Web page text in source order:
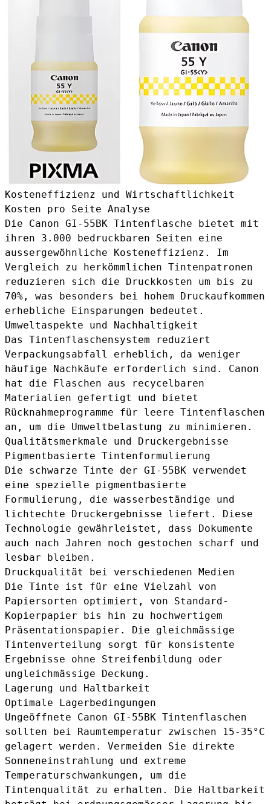
Kosteneffizienz und Wirtschaftlichkeit
Kosten pro Seite Analyse
Die Canon GI-55BK Tintenflasche bietet mit
ihren 3.000 bedruckbaren Seiten eine
aussergewöhnliche Kosteneffizienz. Im
Vergleich zu herkömmlichen Tintenpatronen
reduzieren sich die Druckkosten um bis zu
70%, was besonders bei hohem Druckaufkommen
erhebliche Einsparungen bedeutet.
Umweltaspekte und Nachhaltigkeit
Das Tintenflaschensystem reduziert
Verpackungsabfall erheblich, da weniger
häufige Nachkäufe erforderlich sind. Canon
hat die Flaschen aus recycelbaren
Materialien gefertigt und bietet
Rücknahmeprogramme für leere Tintenflaschen
an, um die Umweltbelastung zu minimieren.
Qualitätsmerkmale und Druckergebnisse
Pigmentbasierte Tintenformulierung
Die schwarze Tinte der GI-55BK verwendet
eine spezielle pigmentbasierte
Formulierung, die wasserbeständige und
lichtechte Druckergebnisse liefert. Diese
Technologie gewährleistet, dass Dokumente
auch nach Jahren noch gestochen scharf und
lesbar bleiben.
Druckqualität bei verschiedenen Medien
Die Tinte ist für eine Vielzahl von
Papiersorten optimiert, von Standard-
Kopierpapier bis hin zu hochwertigem
Präsentationspapier. Die gleichmässige
Tintenverteilung sorgt für konsistente
Ergebnisse ohne Streifenbildung oder
ungleichmässige Deckung.
Lagerung und Haltbarkeit
Optimale Lagerbedingungen
Ungeöffnete Canon GI-55BK Tintenflaschen
sollten bei Raumtemperatur zwischen 15-35°C
gelagert werden. Vermeiden Sie direkte
Sonneneinstrahlung und extreme
Temperaturschwankungen, um die
Tintenqualität zu erhalten. Die Haltbarkeit